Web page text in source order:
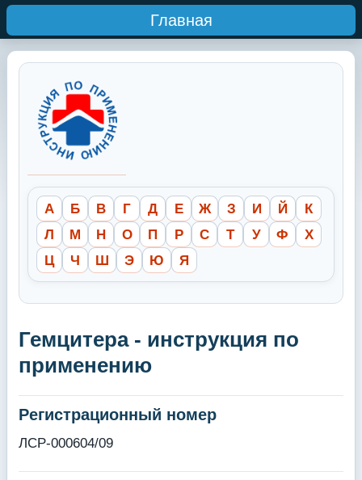
Главная
А Б В Г Д Е Ж З И Й
К
Л
М Н О П Р С Т У Ф
Х
Ц
Ч Ш Э Ю Я
Гемцитера - инструкция по
применению
Регистрационный номер
ЛСР-000604/09